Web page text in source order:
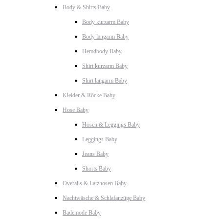
Body & Shirts Baby
Body kurzarm Baby
Body langarm Baby
Hemdbody Baby
Shirt kurzarm Baby
Shirt langarm Baby
Kleider & Röcke Baby
Hose Baby
Hosen & Leggings Baby
Leggings Baby
Jeans Baby
Shorts Baby
Overalls & Latzhosen Baby
Nachtwäsche & Schlafanzüge Baby
Bademode Baby